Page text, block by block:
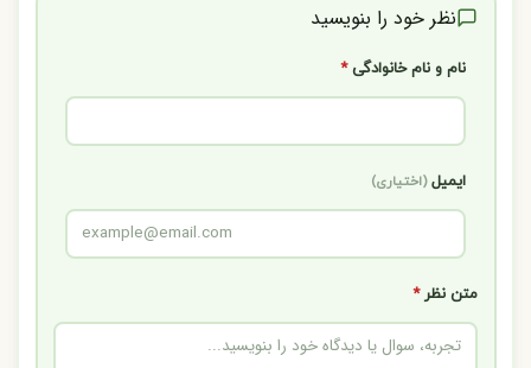
نظر خود را بنویسید
نام و نام خانوادگی*
ایمیل(اختیاری)
متن نظر*